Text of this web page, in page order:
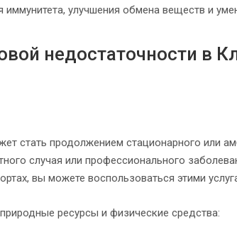
иммунитета, улучшения обмена веществ и
недостаточности в
стать продолжением стационарного или
случая или профессионального
вы можете воспользоваться этими
ресурсы и физические средства: